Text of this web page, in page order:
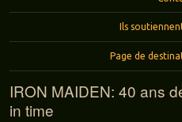
Ils
Page de
IRON MAIDEN: 40 ans
in time